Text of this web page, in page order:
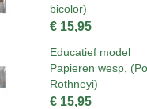
bicolor)
€ 15,95
Educatief model
Papieren wesp,
Rothneyi)
€ 15,95